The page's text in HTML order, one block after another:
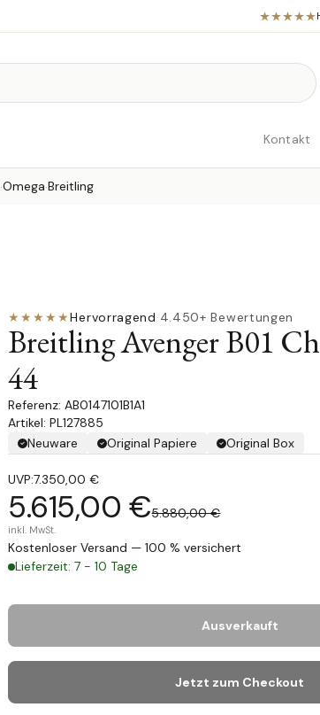
Kontakt
·Omega·Breitling
★★★★★Hervorragend·4.450+ Bewertungen
Breitling Avenger B01
44
AB0147101B1A1
Artikel: PL127885
Neuware
Original Papiere Original Box
UVP:7.350,00 €
5.615,00 €5.880,00 €
inkl. MwSt.
Kostenloser Versand — 100 % versichert
Lieferzeit: 7 - 10 Tage
Ausverkauft
Jetzt zum Checkout